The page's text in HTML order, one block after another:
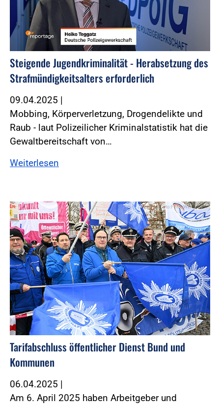
Steigende Jugendkriminalität - Herabsetzung des
Strafmündigkeitsalters erforderlich
09.04.2025 |
Mobbing, Körperverletzung, Drogendelikte und
Raub - laut Polizeilicher Kriminalstatistik hat die
Gewaltbereitschaft von…
Weiterlesen
Foto:Foto: Windmüller
Tarifabschluss öffentlicher Dienst Bund und
Kommunen
06.04.2025 |
Am 6. April 2025 haben Arbeitgeber und